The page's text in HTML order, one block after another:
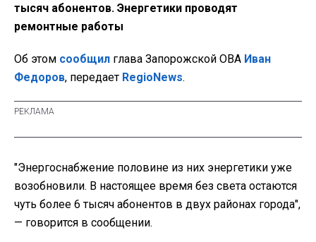
тысяч абонентов. Энергетики проводят
ремонтные работы
Об этом сообщил глава Запорожской ОВА Иван
Федоров, передает RegioNews.
"Энергоснабжение половине из них энергетики уже
возобновили. В настоящее время без света остаются
чуть более 6 тысяч абонентов в двух районах города",
— говорится в сообщении.